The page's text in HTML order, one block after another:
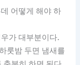
어떻게 해야 하
가 대부분이다.
룻밤 두면 냄새를